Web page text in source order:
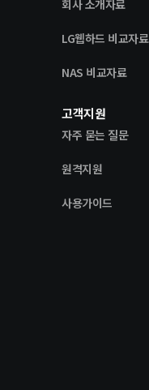
회사 소개자료
LG웹하드 비교자료
NAS 비교자료
고객지원
자주 묻는 질문
원격지원
사용가이드